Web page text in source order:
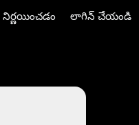
నిర్ణయించడం లాగిన్ చేయండి